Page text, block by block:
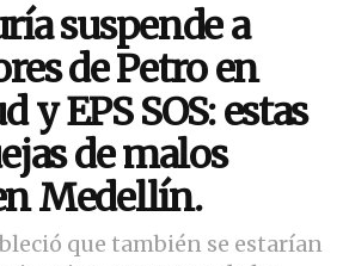
suspende a
de Petro en
y EPS SOS: estas
de malos
Medellín.
que también se estarían